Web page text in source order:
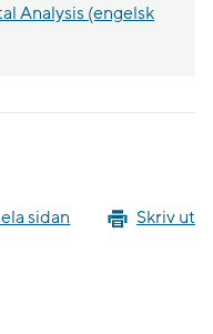
Analysis (engelsk
öppnas i nytt fönster.
Skriv ut
sidan